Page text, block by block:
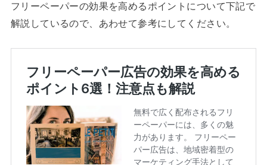
フリーペーパーの効果を高めるポイントについて下記で
解説しているので、あわせて参考にしてください。